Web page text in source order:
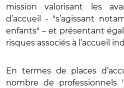
mission valorisant les
d’accueil - "s’agissant
enfants" – et présentant
risques associés à l’accueil
En termes de places
nombre de professionnels